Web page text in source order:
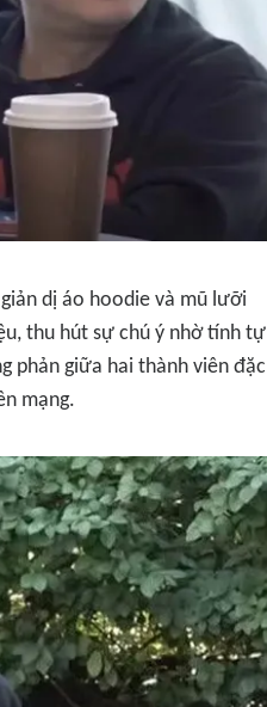
dị áo hoodie và mũ lưỡi
thu hút sự chú ý nhờ tính tự
phản giữa hai thành viên đặc
mạng.